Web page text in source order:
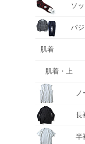
ソ
パ
肌着
肌着・上
長
半